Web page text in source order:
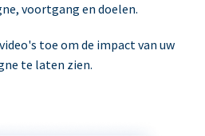
voortgang en doelen.
toe om de impact van uw
te laten zien.